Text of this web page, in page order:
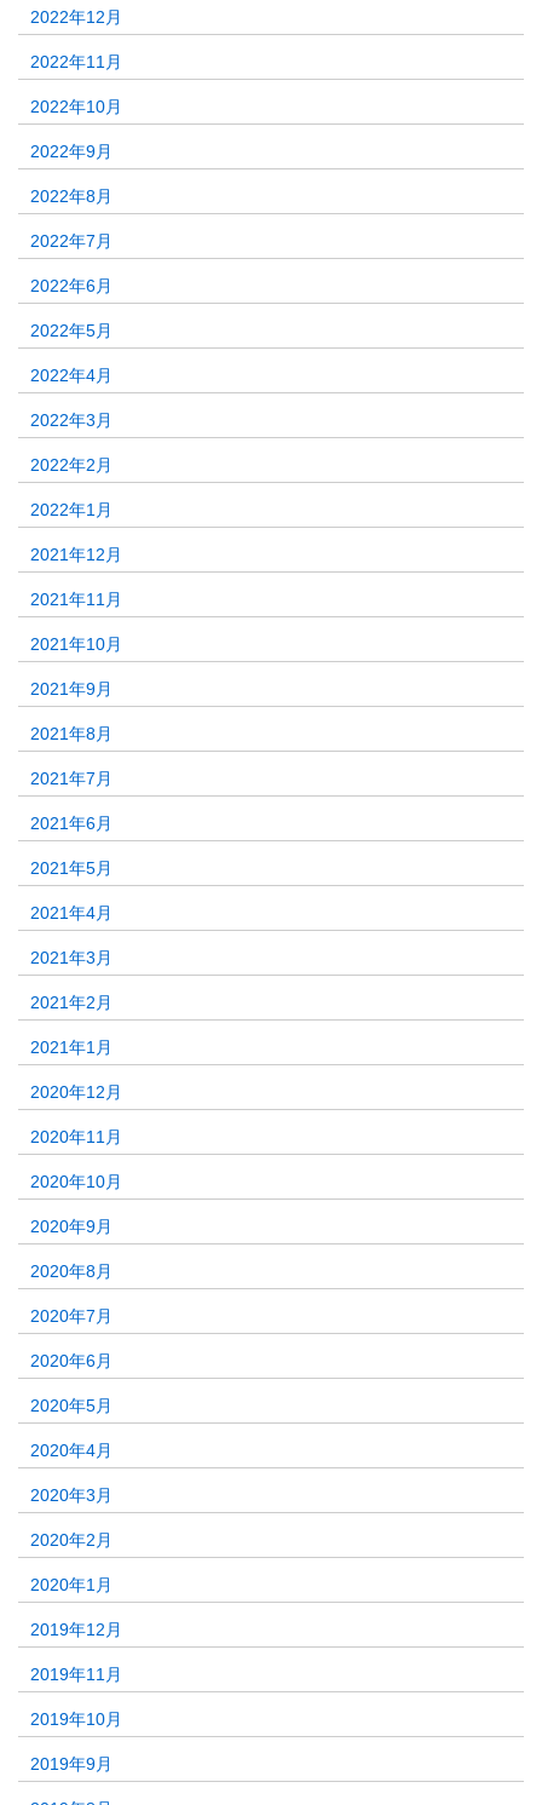
2022年12月
2022年11月
2022年10月
2022年9月
2022年8月
2022年7月
2022年6月
2022年5月
2022年4月
2022年3月
2022年2月
2022年1月
2021年12月
2021年11月
2021年10月
2021年9月
2021年8月
2021年7月
2021年6月
2021年5月
2021年4月
2021年3月
2021年2月
2021年1月
2020年12月
2020年11月
2020年10月
2020年9月
2020年8月
2020年7月
2020年6月
2020年5月
2020年4月
2020年3月
2020年2月
2020年1月
2019年12月
2019年11月
2019年10月
2019年9月